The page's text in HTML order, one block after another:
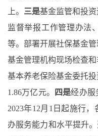
上。 三是基金监管和投
监督举报工作管理办法
等。部署开展社保基金
基金管理机构现场检查
基本养老保险基金委托
1.86万亿元。
四是经办服
2023年12月1日起施行
办服务能力和水平提升。